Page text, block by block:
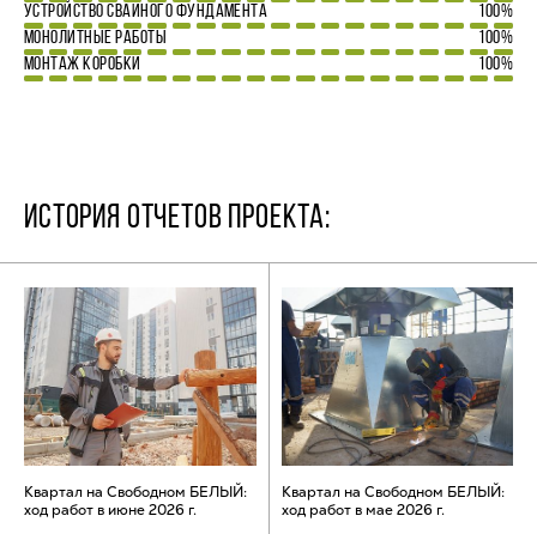
УСТРОЙСТВО СВАЙНОГО ФУНДАМЕНТА
100%
МОНОЛИТНЫЕ РАБОТЫ
100%
МОНТАЖ КОРОБКИ
100%
ИСТОРИЯ ОТЧЕТОВ ПРОЕКТА:
Квартал на Свободном БЕЛЫЙ:
ход работ в июне 2026 г.
Квартал на Свободном БЕЛЫЙ:
ход работ в мае 2026 г.